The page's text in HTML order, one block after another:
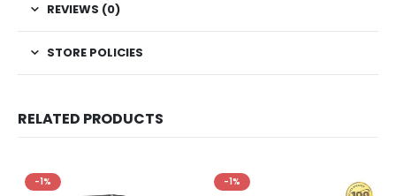
REVIEWS (0)
STORE POLICIES
RELATED PRODUCTS
-1% -1%